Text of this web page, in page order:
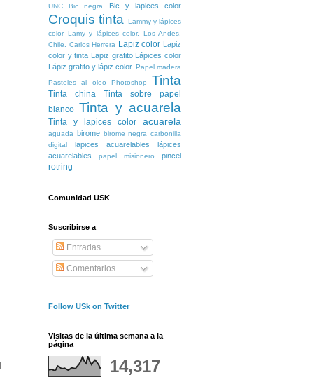
UNC
Bic negra Bic y lapices color
Croquis tinta
Lammy y lápices
color
Lamy y lápices color. Los Andes.
Chile. Carlos Herrera Lapiz color
Lapiz
color y tinta
Lapiz grafito
Lápices color
Lápiz grafito y lápiz color. Papel madera
Pasteles al oleo
Photoshop Tinta
Tinta china
Tinta sobre papel
blanco Tinta y acuarela
Tinta y lapices color acuarela
aguada birome birome negra carbonilla
digital
lapices acuarelables
lápices
acuarelables
papel misionero pincel
rotring
Comunidad USK
Suscribirse a
Entradas
Comentarios
Follow USk on Twitter
Visitas de la última semana a la
página
14,317